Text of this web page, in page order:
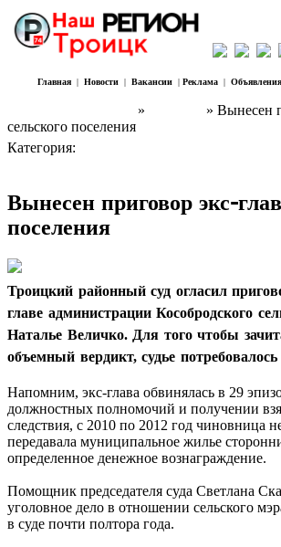
Главная | Новости | Вакансии | Реклама | Объявления
»
» Вынесен
сельского поселения
Категория:
Вынесен приговор экс-
поселения
Троицкий районный суд огласил
главе администрации Кособродского
Наталье Величко. Для того чтобы
объемный вердикт, судье
Напомним, экс-глава обвинялась в 29
должностных полномочий и получении
следствия, с 2010 по 2012 год чиновница
передавала муниципальное жилье
определенное денежное вознаграждение.
Помощник председателя суда Светлана
уголовное дело в отношении сельского
в суде почти полтора года.